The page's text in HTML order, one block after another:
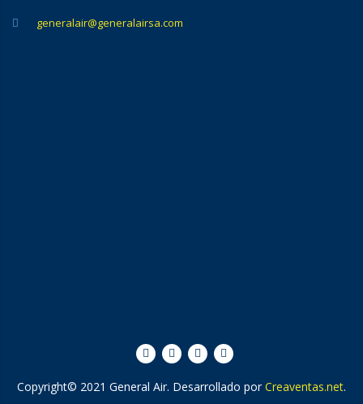
generalair@generalairsa.com
Copyright© 2021 General Air. Desarrollado porCreaventas.net.